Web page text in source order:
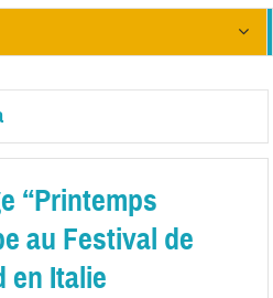
“Printemps
au Festival de
en Italie